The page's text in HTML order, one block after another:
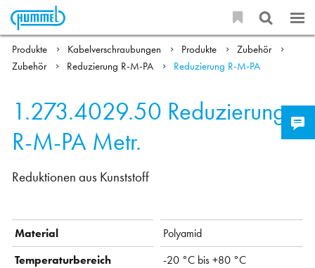
Produkte Kabelverschraubungen Produkte
Zubehör
Zubehör
Reduzierung R-M-PA Reduzierung R-M-PA
1.273.4029.50 Reduzierung
R-M-PA Metr.
Reduktionen aus Kunststoff
Material
Polyamid
Temperaturbereich
-20 °C bis +80 °C